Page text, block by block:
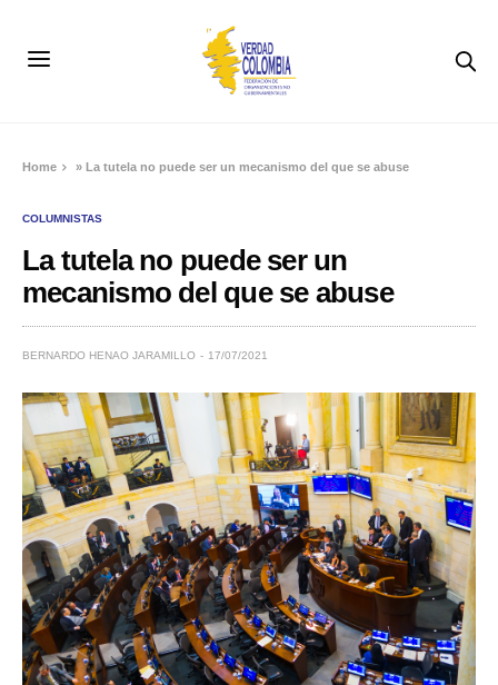
Home »La tutela no puede ser un mecanismo del que se abuse
COLUMNISTAS
La tutela no puede ser un
mecanismo del que se abuse
BERNARDO HENAO JARAMILLO 17/07/2021